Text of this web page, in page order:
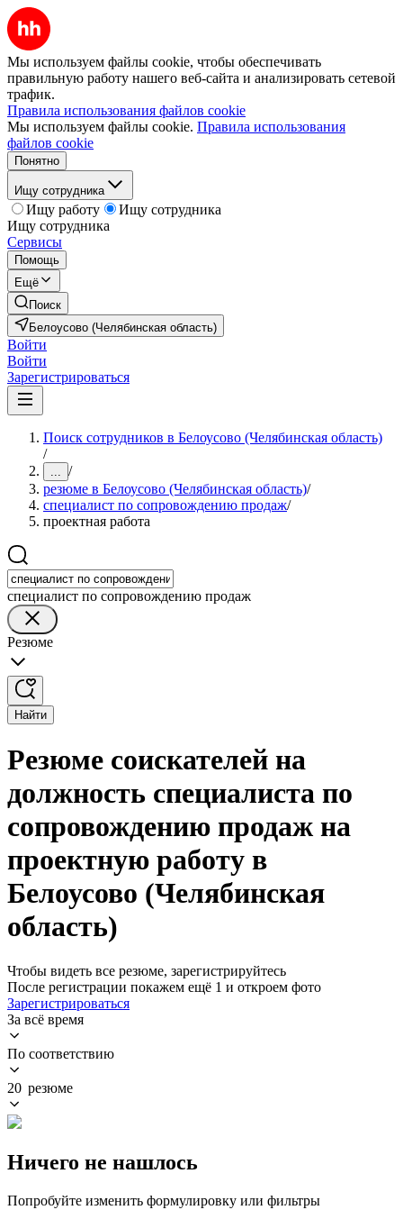
Мы используем файлы cookie, чтобы обеспечивать
правильную работу нашего веб-сайта и анализировать сетевой
трафик.
Правила использования файлов cookie
Мы используем файлы cookie. Правила использования
файлов cookie
Понятно
Ищу сотрудника
Ищу работу
Ищу сотрудника
Ищу сотрудника
Сервисы
Помощь
Ещё
Поиск
Белоусово (Челябинская область)
Войти
Войти
Зарегистрироваться
Поиск сотрудников в Белоусово (Челябинская область)
/
... /
резюме в Белоусово (Челябинская область)/
специалист по сопровождению продаж/
проектная работа
специалист по сопровождению продаж
Резюме
Найти
Резюме соискателей на
должность специалиста по
сопровождению продаж на
проектную работу в
Белоусово (Челябинская
область)
Чтобы видеть все резюме, зарегистрируйтесь
После регистрации покажем ещё 1 и откроем фото
Зарегистрироваться
За всё время
По соответствию
20 резюме
Ничего не нашлось
Попробуйте изменить формулировку или фильтры